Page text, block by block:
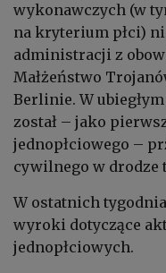
wykonawczych (w
na kryterium płci)
administracji z
Małżeństwo
Berlinie. W
został – jako
jednopłciowego –
cywilnego w
W ostatnich
wyroki dotyczące
jednopłciowych.